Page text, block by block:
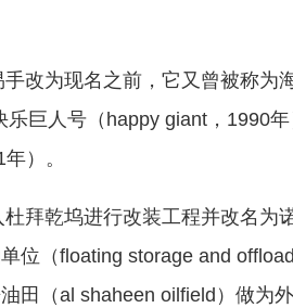
改为现名之前，它又曾被称为
乐巨人号（happy giant，1990
）。
拜乾坞进行改装工程并改名为
位（floating storage and
田（al shaheen oilfield）做为